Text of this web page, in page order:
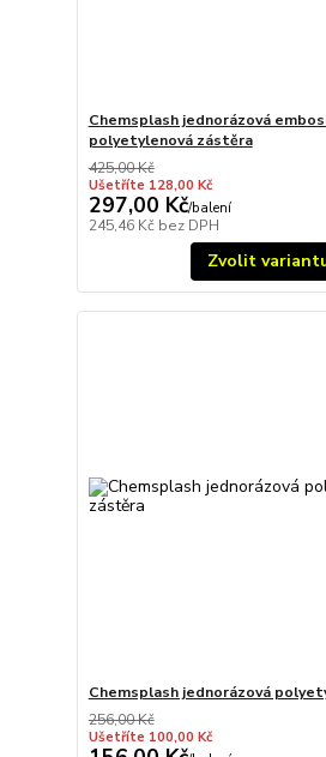
Chemsplash jednorázová
polyetylenová zástěra
425,00 Kč
Ušetříte 128,00 Kč
297,00 Kč/balení
245,46 Kč bez DPH
Zvolit
Chemsplash jednorázová
256,00 Kč
Ušetříte 100,00 Kč